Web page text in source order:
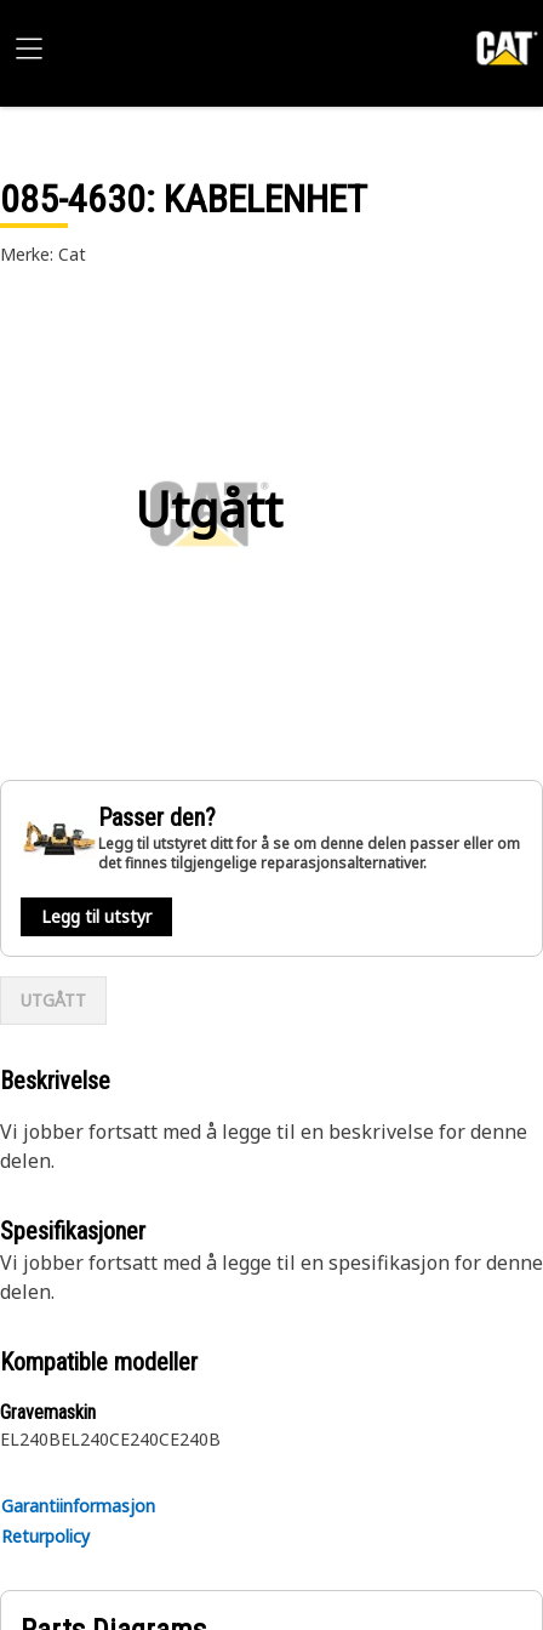
085-4630: KABELENHET
Merke: Cat
Utgått
Passer den?
Legg til utstyret ditt for å se om denne delen passer eller om
det finnes tilgjengelige reparasjonsalternativer.
Legg til utstyr
UTGÅTT
Beskrivelse
Vi jobber fortsatt med å legge til en beskrivelse for denne
delen.
Spesifikasjoner
Vi jobber fortsatt med å legge til en spesifikasjon for denne
delen.
Kompatible modeller
Gravemaskin
EL240BEL240CE240CE240B
Garantiinformasjon
Returpolicy